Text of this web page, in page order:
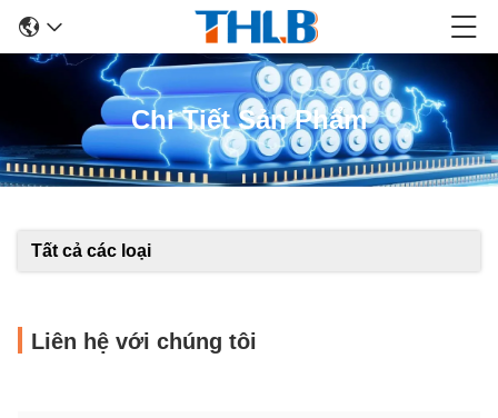
Chi Tiết Sản Phẩm
Tất cả các loại
Liên hệ với chúng tôi